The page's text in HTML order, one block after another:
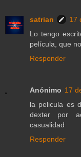
satrian
17
Lo tengo
película, que
Responder
Anónimo 17
la pelicula es
dexter por
casualidad
Responder